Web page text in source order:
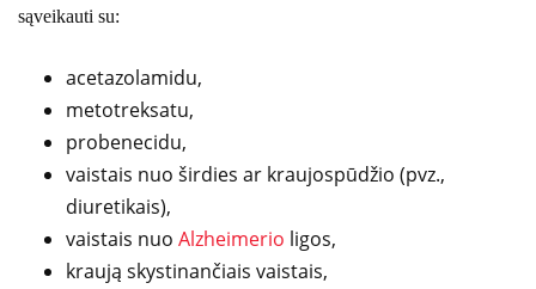
sąveikauti su:
acetazolamidu,
metotreksatu,
probenecidu,
vaistais nuo širdies ar kraujospūdžio (pvz.,
diuretikais),
vaistais nuo Alzheimerio ligos,
kraują skystinančiais vaistais,